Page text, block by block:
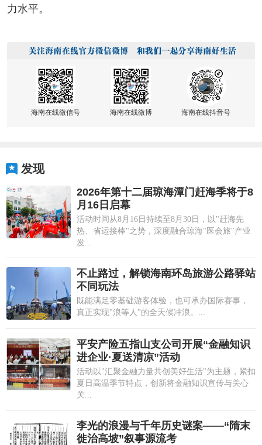
力水平。
海南在线微信号 海南在线微博 海南在线抖音号
发现
2026年第十二届琼海潭门赶海季将于8
月16日启幕
活动时间从8月16日持续至8月30日，以"赶海先
热、省运接棒"之势，深度融合琼海"医会旅"产业
发...
不止路过，解锁海南环岛旅游公路驿站
不同玩法
既能满足零基础游客体验，也可承办国际赛事，
真正实现"浪等人"的全天候冲浪。...
平安产险五指山支公司开展“金融知识
进企业·夏送清凉”活动
活动以"汇聚金融力量共创美好生活"为主题，紧扣
夏日高温季节特点，创新将金融知识宣传与关心
关...
李光的浪漫与千年历史谜案——“隋末
徙治高坡”叙事源流考